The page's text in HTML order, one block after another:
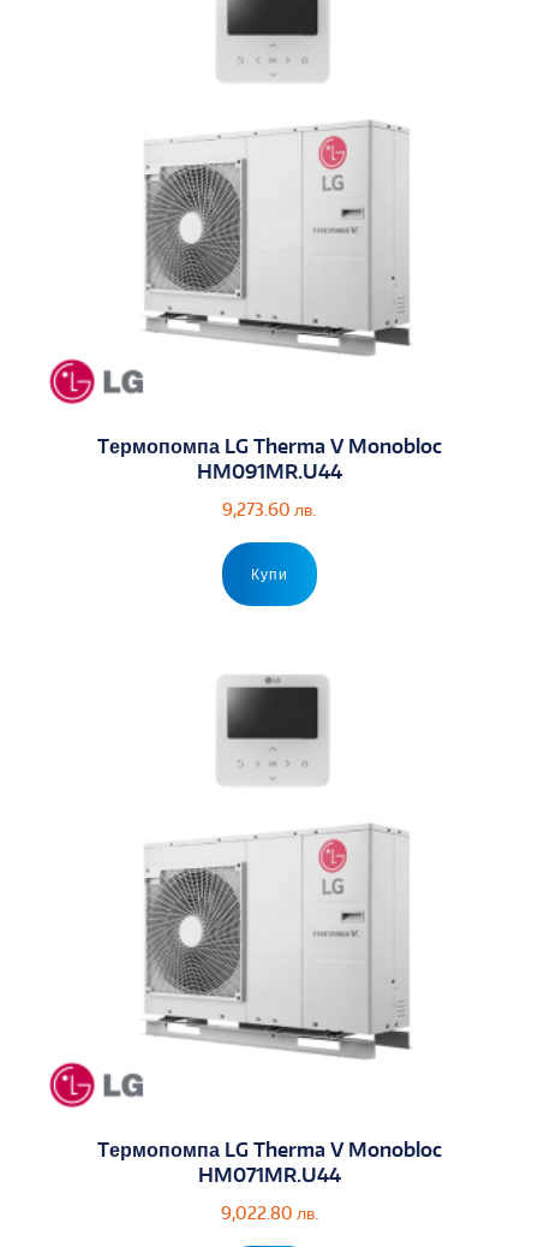
Tермопомпа LG Therma V Monobloc
HM091MR.U44
9,273.60 лв.
Купи
Tермопомпа LG Therma V Monobloc
HM071MR.U44
9,022.80 лв.